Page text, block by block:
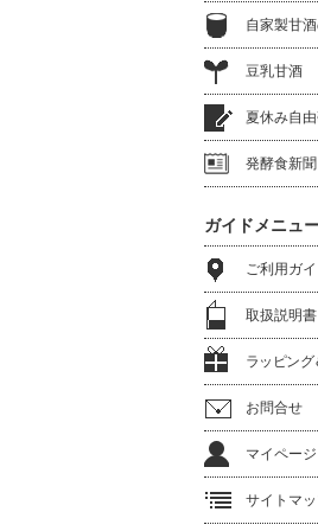
自家製甘
豆乳甘酒
夏休み自
発酵食新聞
ガイドメニュ
ご利用ガ
取扱説明
ラッピング
お問合せ
マイページ
サイトマ